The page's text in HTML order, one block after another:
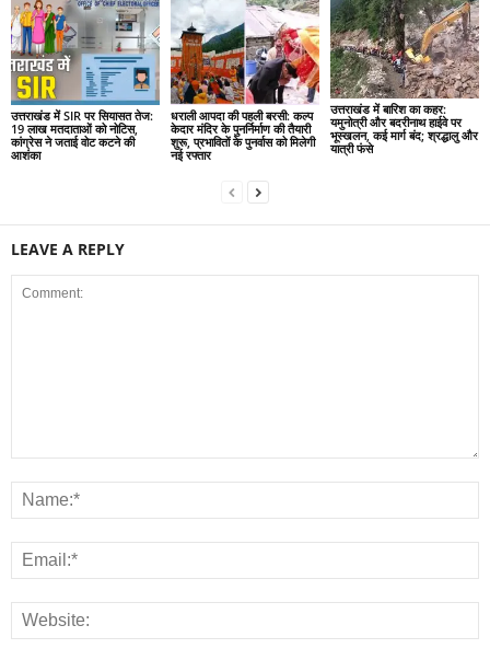
उत्तराखंड में SIR पर सियासत तेज:
19 लाख मतदाताओं को नोटिस,
कांग्रेस ने जताई वोट कटने की
आशंका
धराली आपदा की पहली बरसी: कल्प
केदार मंदिर के पुनर्निर्माण की तैयारी
शुरू, प्रभावितों के पुनर्वास को मिलेगी
नई रफ्तार
उत्तराखंड में बारिश का कहर:
यमुनोत्री और बदरीनाथ हाईवे पर
भूस्खलन, कई मार्ग बंद; श्रद्धालु और
यात्री फंसे
LEAVE A REPLY